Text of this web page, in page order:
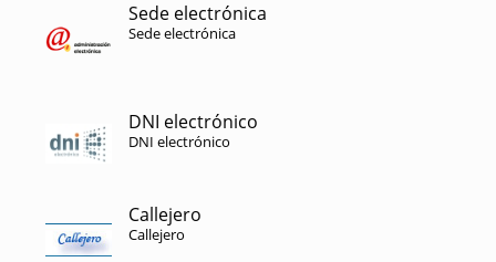
Sede electrónica
Sede electrónica
DNI electrónico
DNI electrónico
Callejero
Callejero